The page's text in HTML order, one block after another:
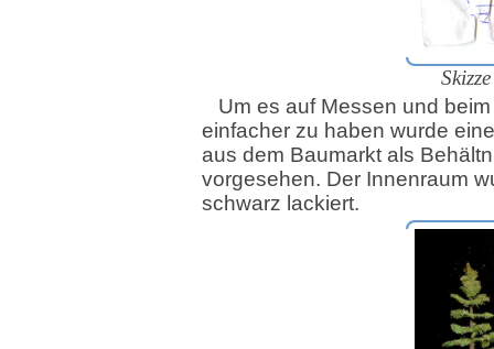
Um es auf Messen und
einfacher zu haben wurde
aus dem Baumarkt als
vorgesehen. Der Innenraum
schwarz lackiert.